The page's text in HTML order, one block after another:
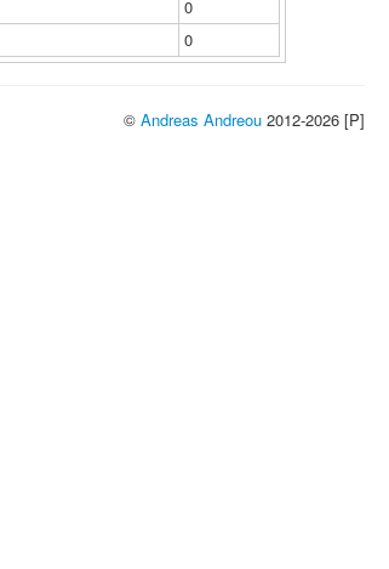
0
0
© Andreas Andreou 2012-2026 [P]